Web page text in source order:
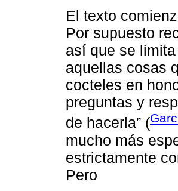
El texto
Por supuesto
así que se
aquellas cosas
cocteles en
preguntas y
de hacerla” (
mucho más
estrictamente
Pero